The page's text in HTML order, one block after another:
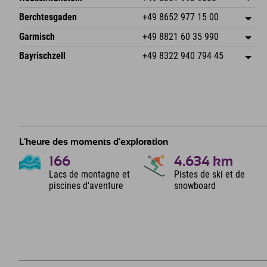
Allemagne
Réservation
An der Riese 45
87484 Nesselwang im Allgäu
Allemagne
Enregistrer l'adresse
Réservation
Berchtesgaden +49 8652 977 15 00
Hofreitstr. 7
Allemagne
Enregistrer l'adresse
Réservation
Garmisch +49 8821 60 35 990
Frickenstraße 22
82490 Farchant
Enregistrer l'adresse
Bayrischzell +49 8322 940 794 45
L'heure des moments d'exploration
166
Lacs de montagne et
piscines d'aventure
4.634 km
Pistes de ski et de
snowboard